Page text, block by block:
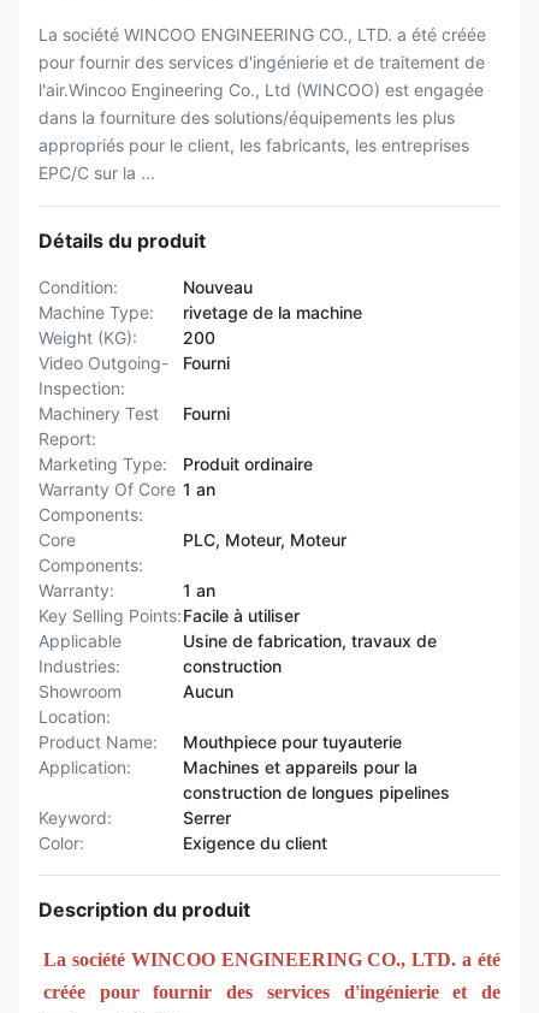
La société WINCOO ENGINEERING CO., LTD. a été créée
pour fournir des services d'ingénierie et de traitement de
l'air.Wincoo Engineering Co., Ltd (WINCOO) est engagée
dans la fourniture des solutions/équipements les plus
appropriés pour le client, les fabricants, les entreprises
EPC/C sur la ...
Détails du produit
Condition:
Nouveau
Machine Type:
rivetage de la machine
Weight (KG):
200
Video Outgoing-
Inspection:
Fourni
Machinery Test
Report:
Fourni
Marketing Type:
Produit ordinaire
Warranty Of Core
Components:
1 an
Core
Components:
PLC, Moteur, Moteur
Warranty:
1 an
Key Selling Points:Facile à utiliser
Applicable
Industries:
Usine de fabrication, travaux de
construction
Showroom
Location:
Aucun
Product Name:
Mouthpiece pour tuyauterie
Application:
Machines et appareils pour la
construction de longues pipelines
Keyword:
Serrer
Color:
Exigence du client
Description du produit
La société WINCOO ENGINEERING CO., LTD. a été
créée pour fournir des services d'ingénierie et de